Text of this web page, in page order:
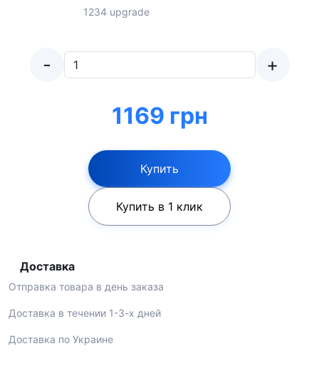
1234 upgrade
- +
1169 грн
Купить
Купить в 1 клик
Доставка
Отправка товара в день заказа
Доставка в течении 1-3-х дней
Доставка по Украине